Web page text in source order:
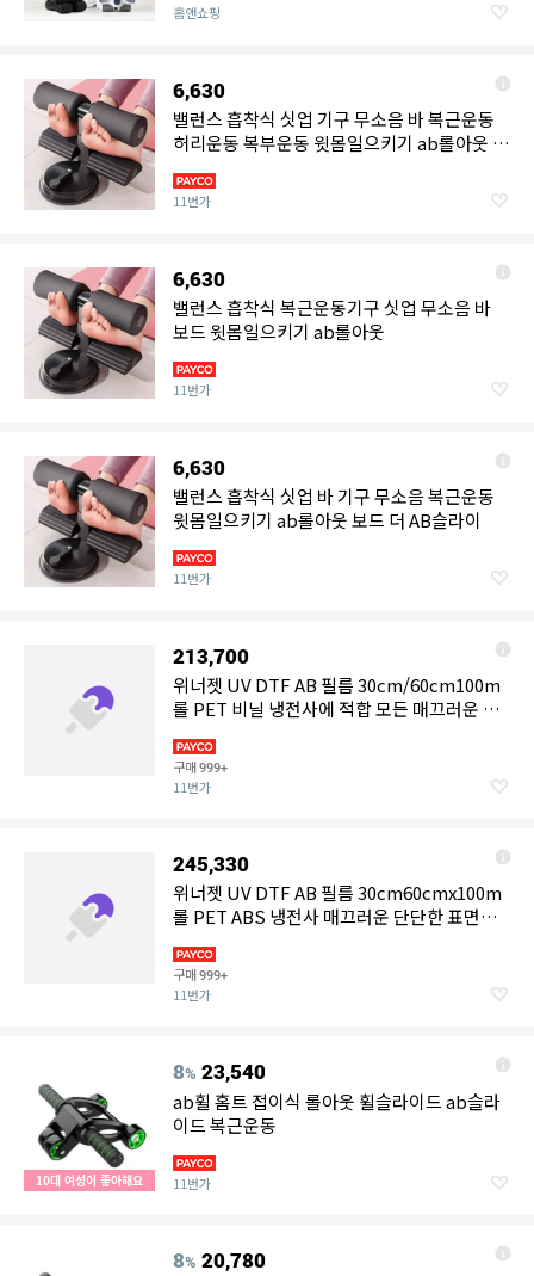
홈앤쇼핑
6,630
밸런스 흡착식 싯업 기구 무소음 바 복근운동
허리운동 복부운동 윗몸일으키기 ab롤아웃 헬
11번가
6,630
밸런스 흡착식 복근운동기구 싯업 무소음 바
보드 윗몸일으키기 ab롤아웃
11번가
6,630
밸런스 흡착식 싯업 바 기구 무소음 복근운동
윗몸일으키기 ab롤아웃 보드 더 AB슬라이
11번가
213,700
위너젯 UV DTF AB 필름 30cm/60cm100m
롤 PET 비닐 냉전사에 적합 모든 매끄러운 단
구매999+
11번가
245,330
위너젯 UV DTF AB 필름 30cm60cmx100m
롤 PET ABS 냉전사 매끄러운 단단한 표면에
구매999+
11번가
10대 여성이 좋아해요
8% 23,540
ab휠 홈트 접이식 롤아웃 휠슬라이드 ab슬라
이드 복근운동
11번가
8% 20,780